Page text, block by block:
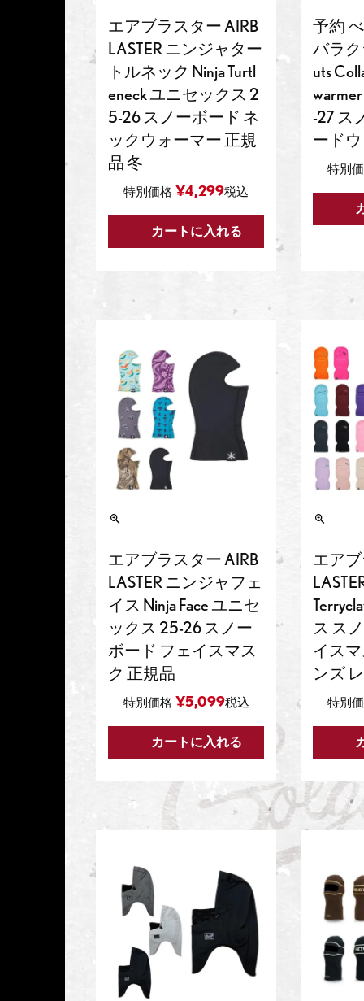
エアブラスター AIRB
LASTER ニンジャター
トルネック Ninja Turtl
eneck ユニセックス 2
5-26 スノーボード ネ
ックウォーマー 正規
品 冬
特別価格 ¥4,299税込
カートに入れる
予約
バラク
uts
-27 ス
ード
特別
エアブラスター AIRB
LASTER ニンジャフェ
イス Ninja Face ユニセ
ックス 25-26 スノー
ボード フェイスマス
ク 正規品
特別価格 ¥5,099税込
カートに入れる
エア
ス ス
イス
ンズ
特別